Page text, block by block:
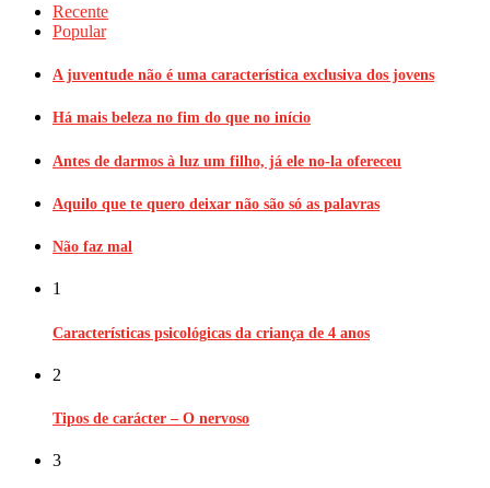
Recente
Popular
A juventude não é uma característica exclusiva dos jovens
Há mais beleza no fim do que no início
Antes de darmos à luz um filho, já ele no-la ofereceu
Aquilo que te quero deixar não são só as palavras
Não faz mal
1
Características psicológicas da criança de 4 anos
2
Tipos de carácter – O nervoso
3